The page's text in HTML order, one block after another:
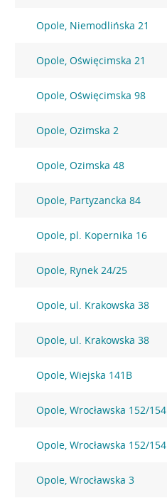
Opole, Niemodlińska 21
Opole, Oświęcimska 21
Opole, Oświęcimska 98
Opole, Ozimska 2
Opole, Ozimska 48
Opole, Partyzancka 84
Opole, pl. Kopernika 16
Opole, Rynek 24/25
Opole, ul. Krakowska 38
Opole, ul. Krakowska 38
Opole, Wiejska 141B
Opole, Wrocławska 152/154
Opole, Wrocławska 152/154
Opole, Wrocławska 3